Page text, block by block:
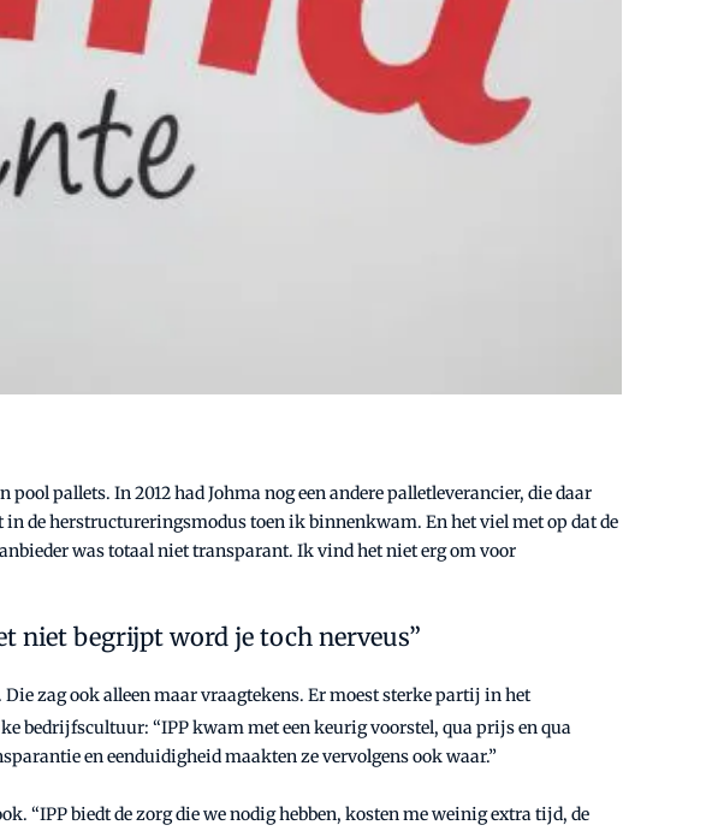
pallets. In 2012 had Johma nog een andere palletleverancier, die daar
de herstructureringsmodus toen ik binnenkwam. En het viel met op dat de
was totaal niet transparant. Ik vind het niet erg om voor
niet begrijpt word je toch nerveus”
zag ook alleen maar vraagtekens. Er moest sterke partij in het
bedrijfscultuur: “IPP kwam met een keurig voorstel, qua prijs en qua
en eenduidigheid maakten ze vervolgens ook waar.”
“IPP biedt de zorg die we nodig hebben, kosten me weinig extra tijd, de